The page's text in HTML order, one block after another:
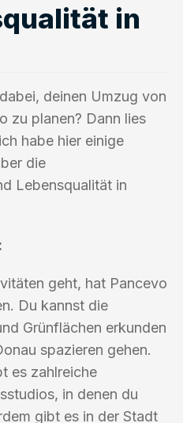
in
deinen Umzug von
zu planen? Dann lies
habe hier einige
die
Lebensqualität in
geht, hat Pancevo
Du kannst die
Grünflächen erkunden
spazieren gehen.
es zahlreiche
in denen du
gibt es in der Stadt